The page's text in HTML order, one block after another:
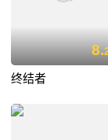
8.
终结者